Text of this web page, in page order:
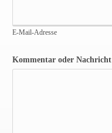
E-Mail-Adresse
Kommentar oder Nachricht